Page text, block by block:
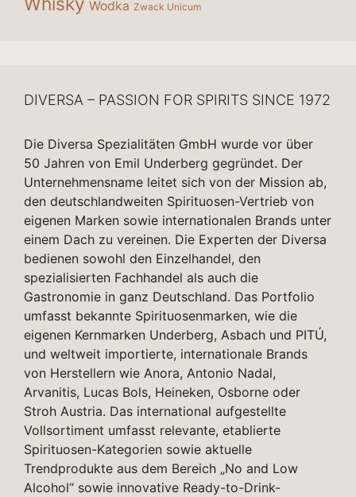
Wodka Zwack Unicum
DIVERSA – PASSION FOR SPIRITS SINCE 1972
Die Diversa Spezialitäten GmbH wurde vor über
50 Jahren von Emil Underberg gegründet. Der
Unternehmensname leitet sich von der Mission ab,
den deutschlandweiten Spirituosen-Vertrieb von
eigenen Marken sowie internationalen Brands unter
einem Dach zu vereinen. Die Experten der Diversa
bedienen sowohl den Einzelhandel, den
spezialisierten Fachhandel als auch die
Gastronomie in ganz Deutschland. Das Portfolio
umfasst bekannte Spirituosenmarken, wie die
eigenen Kernmarken Underberg, Asbach und PITÚ,
und weltweit importierte, internationale Brands
von Herstellern wie Anora, Antonio Nadal,
Arvanitis, Lucas Bols, Heineken, Osborne oder
Stroh Austria. Das international aufgestellte
Vollsortiment umfasst relevante, etablierte
Spirituosen-Kategorien sowie aktuelle
Trendprodukte aus dem Bereich „No and Low
Alcohol“ sowie innovative Ready-to-Drink-